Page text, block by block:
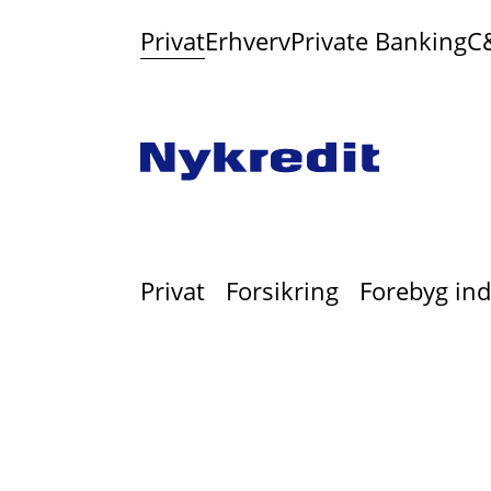
PrivatErhvervPrivate Banking
Privat Forsikring Forebyg